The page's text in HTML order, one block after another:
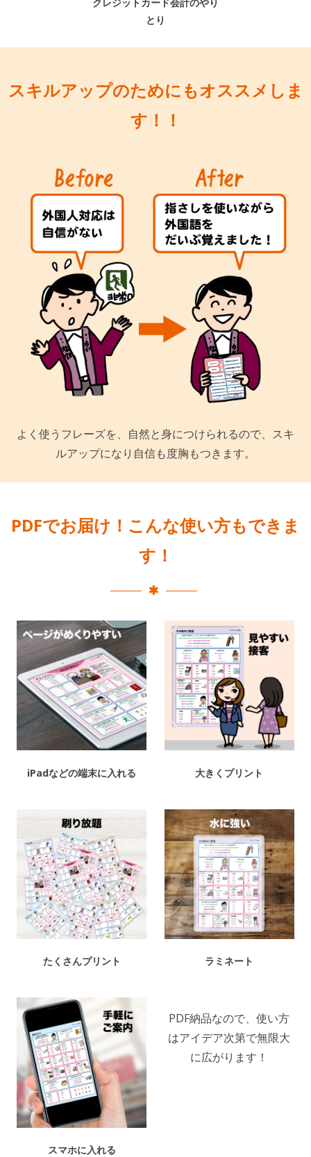
とり
スキルアップのためにもオススメしま
す！！
よく使うフレーズを、自然と身につけられるので、スキ
ルアップになり自信も度胸もつきます。
PDFでお届け！こんな使い方もできま
す！
iPadなどの端末に入れる 大きくプリント
たくさんプリント ラミネート
スマホに入れる
PDF納品なので、使い方
はアイデア次第で無限大
に広がります！